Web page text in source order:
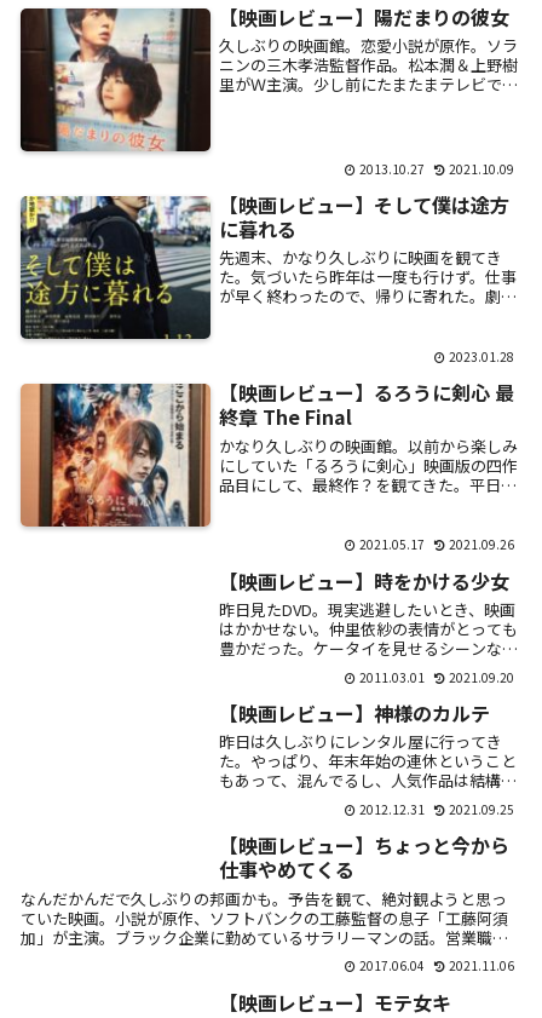
【映画レビュー】陽だまりの彼女
久しぶりの映画館。恋愛小説が原作。ソラ
ニンの三木孝浩監督作品。松本潤＆上野樹
里がＷ主演。少し前にたまたまテレビでや
2013.10.27 2021.10.09
【映画レビュー】そして僕は途方
に暮れる
先週末、かなり久しぶりに映画を観てき
た。気づいたら昨年は一度も行けず。仕事
が早く終わったので、帰りに寄れた。劇場
2023.01.28
【映画レビュー】るろうに剣心 最
終章 The Final
かなり久しぶりの映画館。以前から楽しみ
にしていた「るろうに剣心」映画版の四作
品目にして、最終作？を観てきた。平日の
2021.05.17 2021.09.26
【映画レビュー】時をかける少女
昨日見たDVD。現実逃避したいとき、映画
はかかせない。仲里依紗の表情がとっても
豊かだった。ケータイを見せるシーンなん
か特に。配役と脚本と音楽のバランスがと
れた作品。中尾明慶とのコンビがさわやか
で高感度...
2011.03.01 2021.09.20
【映画レビュー】神様のカルテ
昨日は久しぶりにレンタル屋に行ってき
た。やっぱり、年末年始の連休ということ
もあって、混んでるし、人気作品は結構無
くなっているものが多い。ランキング見る
と、ほとんど映画館で観てるなぁーと思い
つつ、見忘れ...
2012.12.31 2021.09.25
【映画レビュー】ちょっと今から
仕事やめてくる
なんだかんだで久しぶりの邦画かも。予告を観て、絶対観ようと思っ
ていた映画。小説が原作、ソフトバンクの工藤監督の息子「工藤阿須
加」が主演。ブラック企業に勤めているサラリーマンの話。営業職も
2017.06.04 2021.11.06
【映画レビュー】モテ女キ